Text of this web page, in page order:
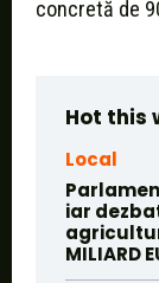
concretă de
Hot this
Local
iar
MILIARD